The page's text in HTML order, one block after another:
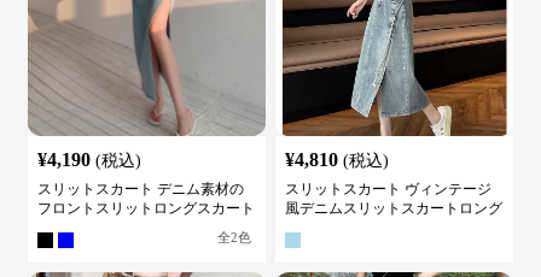
¥4,190 (税込)
スリットスカート デニム素材の
フロントスリットロングスカート
全2色
¥4,810 (税込)
スリットスカート ヴィンテージ
風デニムスリットスカートロング